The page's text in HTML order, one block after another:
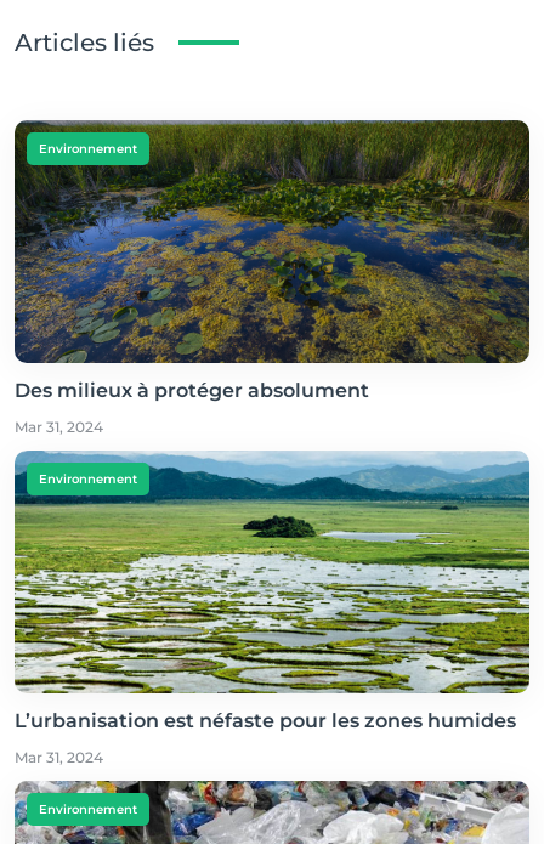
Articles liés
Environnement
Des milieux à protéger absolument
Mar 31, 2024
Environnement
L’urbanisation est néfaste pour les zones humides
Mar 31, 2024
Environnement